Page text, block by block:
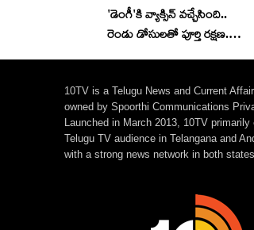
'డెంగీ'కి వ్యాక్సిన్ వచ్చేసింది..
రెండు డోసులతో పూర్తి రక్షణ..
10TV is a Telugu News and Current
owned by Spoorthi Communications
Launched in March 2013, 10TV
Telugu TV audience in Telangana and
with a strong news network in both